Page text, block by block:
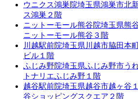
ウニクス鴻巣院埼玉県鴻巣市北
ス鴻巣２階
ニットーモール熊谷院埼玉県熊
ニットーモール熊谷３階
川越駅前院埼玉県川越市脇田本
ビル１階
ふじみ野院埼玉県ふじみ野市う
トナリエふじみ野１階
越谷駅前院埼玉県越谷市越ヶ谷
谷ショッピングスクエア２階